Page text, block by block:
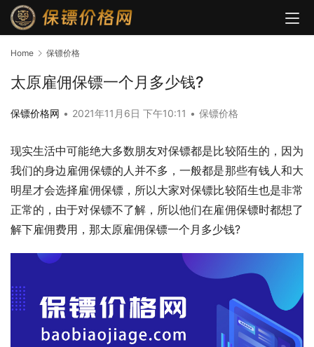
Home 保镖价格
太原雇佣保镖一个月多少钱?
保镖价格网 • 2021年11月6日 下午10:11 • 保镖价格
现实生活中可能绝大多数朋友对保镖都是比较陌生的，因为
我们的身边雇佣保镖的人并不多，一般都是那些有钱人和大
明星才会选择雇佣保镖，所以大家对保镖比较陌生也是非常
正常的，由于对保镖不了解，所以他们在雇佣保镖时都想了
解下雇佣费用，那太原雇佣保镖一个月多少钱?